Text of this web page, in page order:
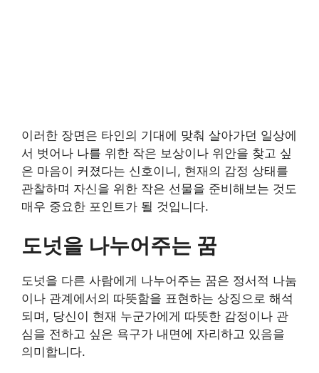
이러한 장면은 타인의 기대에 맞춰 살아가던 일상에
서 벗어나 나를 위한 작은 보상이나 위안을 찾고 싶
은 마음이 커졌다는 신호이니, 현재의 감정 상태를
관찰하며 자신을 위한 작은 선물을 준비해보는 것도
매우 중요한 포인트가 될 것입니다.
도넛을 나누어주는 꿈
도넛을 다른 사람에게 나누어주는 꿈은 정서적 나눔
이나 관계에서의 따뜻함을 표현하는 상징으로 해석
되며, 당신이 현재 누군가에게 따뜻한 감정이나 관
심을 전하고 싶은 욕구가 내면에 자리하고 있음을
의미합니다.